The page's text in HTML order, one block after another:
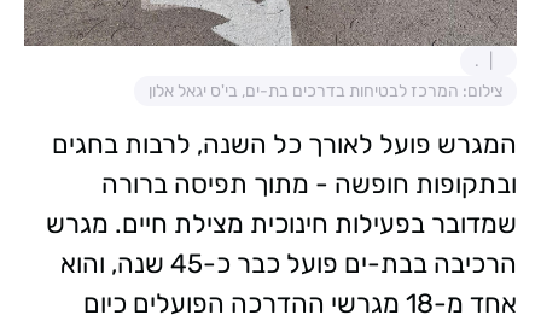
.
צילום: המרכז לבטיחות בדרכים בת-ים, בי'ס יגאל אלון
המגרש פועל לאורך כל השנה, לרבות בחגים
ובתקופות חופשה - מתוך תפיסה ברורה
שמדובר בפעילות חינוכית מצילת חיים. מגרש
הרכיבה בבת-ים פועל כבר כ-45 שנה, והוא
אחד מ-18 מגרשי ההדרכה הפועלים כיום